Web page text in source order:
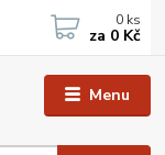
Menu
0 ks
za 0 Kč